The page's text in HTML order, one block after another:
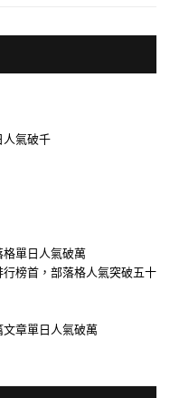
人氣破千
格單日人氣破萬
榜首，部落格人氣突破五十
文章單日人氣破萬